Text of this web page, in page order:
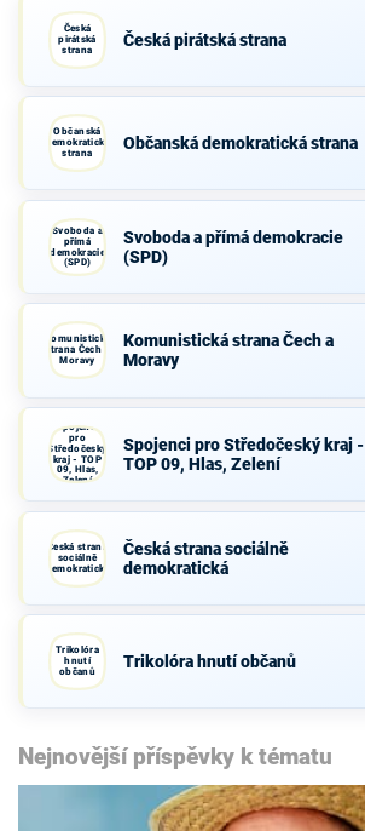
Česká
pirátská
strana
Česká pirátská strana
Občanská
demokratická
strana
Občanská demokratická strana
Svoboda a
přímá
demokracie
(SPD)
Svoboda a přímá demokracie
(SPD)
Komunistická
strana Čech a
Moravy
Komunistická strana Čech a
Moravy
Spojenci
pro
Středočeský
kraj - TOP
09, Hlas,
Zelení
Spojenci pro Středočeský kraj -
TOP 09, Hlas, Zelení
Česká strana
sociálně
demokratická
Česká strana sociálně
demokratická
Trikolóra
hnutí
občanů
Trikolóra hnutí občanů
Nejnovější příspěvky k tématu